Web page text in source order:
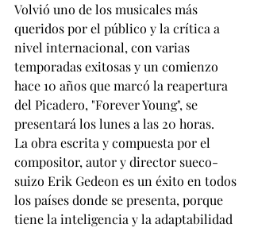
Volvió uno de los musicales más
queridos por el público y la crítica a
nivel internacional, con varias
temporadas exitosas y un comienzo
hace 10 años que marcó la reapertura
del Picadero, "Forever Young", se
presentará los lunes a las 20 horas.
La obra escrita y compuesta por el
compositor, autor y director sueco-
suizo Erik Gedeon es un éxito en todos
los países donde se presenta, porque
tiene la inteligencia y la adaptabilidad